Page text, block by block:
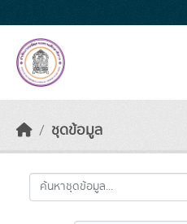
ชุดข้อมูล